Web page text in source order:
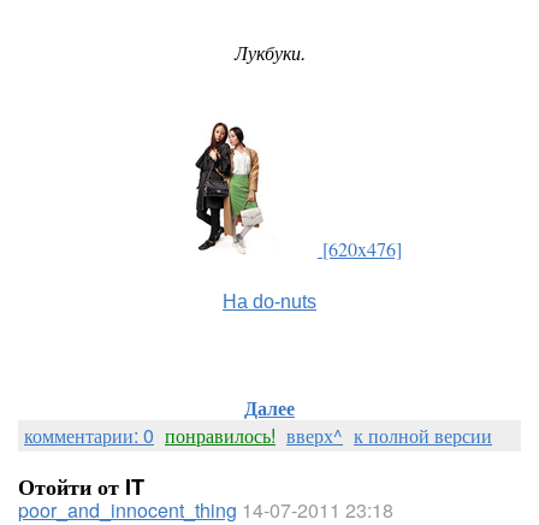
Лукбуки.
[620x476]
На do-nuts
Далее
комментарии: 0 понравилось! вверх^ к полной версии
Отойти от IT
poor_and_innocent_thing 14-07-2011 23:18